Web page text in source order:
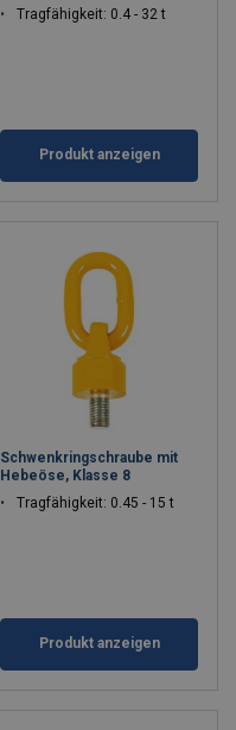
Tragfähigkeit: 0.4 - 32 t
Produkt anzeigen
Schwenkringschraube mit
Hebeöse, Klasse 8
Tragfähigkeit: 0.45 - 15 t
Produkt anzeigen